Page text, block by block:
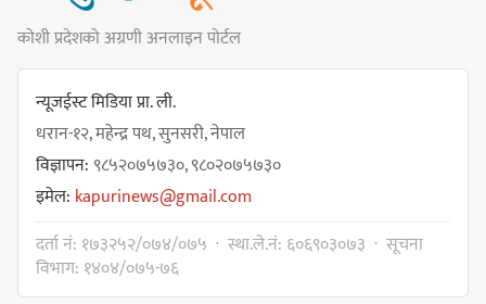
नयाँ सेउती पूल नजिक दुर्घटनाको
जोखिमको ट्राफिक सचेतना गराउँदै
सिलाम साक्मा
किराँती खम्बुका सन्तानहरू :
स्वपहिचानविहीन राई बन्ने कि
स्वपहिचानसहित 'राउटे !'
कोशी प्रदेशको अग्रणी अनलाइन पोर्टल
न्यूजईस्ट मिडिया प्रा. ली.
धरान-१२, महेन्द्र पथ, सुनसरी, नेपाल
विज्ञापन:९८५२०७५७३०, ९८०२०७५७३०
इमेल: kapurinews@gmail.com
दर्ता नं: १७३२५२/०७४/०७५ · स्था.ले.नं: ६०६९०३०७३ · सूचना
विभाग: १४०४/०७५-७६